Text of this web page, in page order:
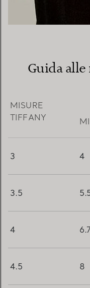
Guida
MISURE
TIFFANY
3 4
3.5
4
4.5 8